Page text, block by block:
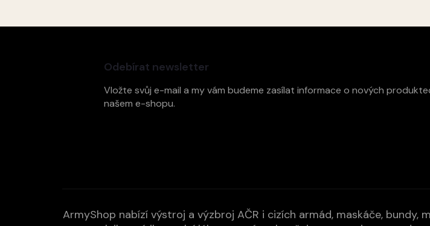
Odebírat newsletter
Vložte svůj e-mail a my vám budeme zasílat informace o nových
našem e-shopu.
ArmyShop nabízí výstroj a výzbroj AČR i cizích armád, maskáče, bundy,